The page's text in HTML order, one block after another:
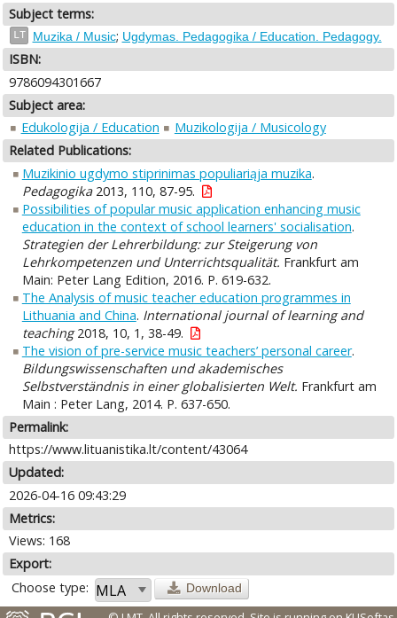
Subject terms:
LT Muzika / Music; Ugdymas. Pedagogika / Education. Pedagogy.
ISBN:
9786094301667
Subject area:
Edukologija / Education
Muzikologija / Musicology
Related Publications:
Muzikinio ugdymo stiprinimas populiariąja muzika.
Pedagogika2013, 110, 87-95.
Possibilities of popular music application enhancing music
education in the context of school learners' socialisation.
Strategien der Lehrerbildung: zur Steigerung von
Lehrkompetenzen und Unterrichtsqualität. Frankfurt am
Main: Peter Lang Edition, 2016. P. 619-632.
The Analysis of music teacher education programmes in
Lithuania and China. International journal of learning and
teaching2018, 10, 1, 38-49.
The vision of pre-service music teachers’ personal career.
Bildungswissenschaften und akademisches
Selbstverständnis in einer globalisierten Welt. Frankfurt am
Main : Peter Lang, 2014. P. 637-650.
Permalink:
https://www.lituanistika.lt/content/43064
Updated:
2026-04-16 09:43:29
Metrics:
Views: 168
Export:
Choose type:
Download